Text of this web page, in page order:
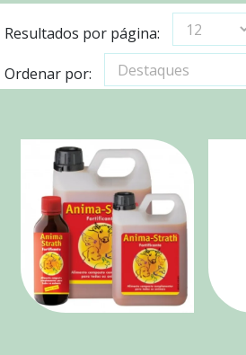
Resultados por página:
Ordenar por: